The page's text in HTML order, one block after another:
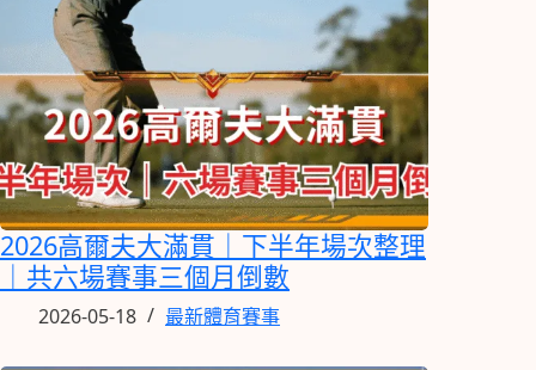
2026高爾夫大滿貫｜下半年場次整理
｜共六場賽事三個月倒數
2026-05-18 最新體育賽事